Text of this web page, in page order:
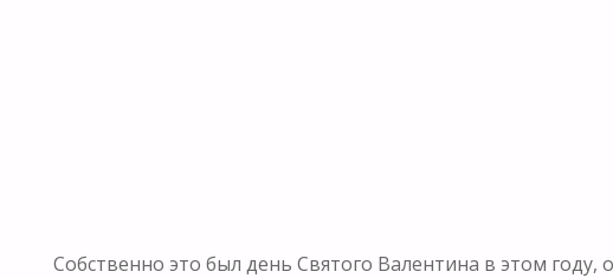
Собственно это был день Святого Валентина в этом году,